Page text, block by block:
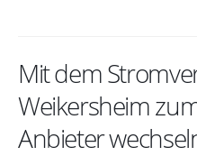
Mit dem
Weikersheim
Anbieter